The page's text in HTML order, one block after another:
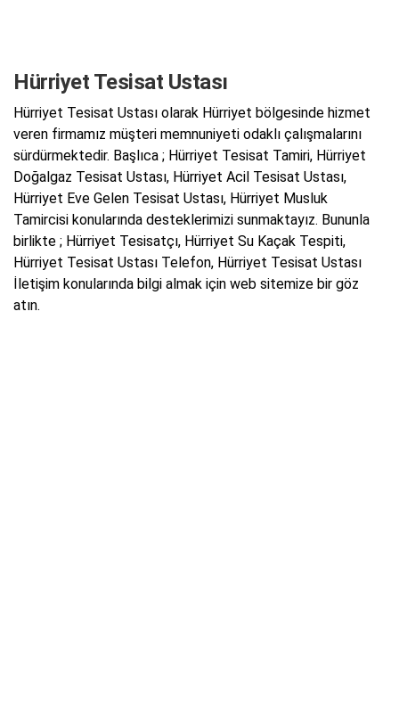
Hürriyet Tesisat Ustası
Hürriyet Tesisat Ustası olarak Hürriyet bölgesinde hizmet
veren firmamız müşteri memnuniyeti odaklı çalışmalarını
sürdürmektedir. Başlıca ; Hürriyet Tesisat Tamiri, Hürriyet
Doğalgaz Tesisat Ustası, Hürriyet Acil Tesisat Ustası,
Hürriyet Eve Gelen Tesisat Ustası, Hürriyet Musluk
Tamircisi konularında desteklerimizi sunmaktayız. Bununla
birlikte ; Hürriyet Tesisatçı, Hürriyet Su Kaçak Tespiti,
Hürriyet Tesisat Ustası Telefon, Hürriyet Tesisat Ustası
İletişim konularında bilgi almak için web sitemize bir göz
atın.